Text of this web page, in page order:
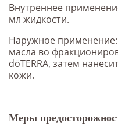
Внутреннее
мл жидкости.
Наружное применение:
масла во
dōTERRA, затем
кожи.
Меры